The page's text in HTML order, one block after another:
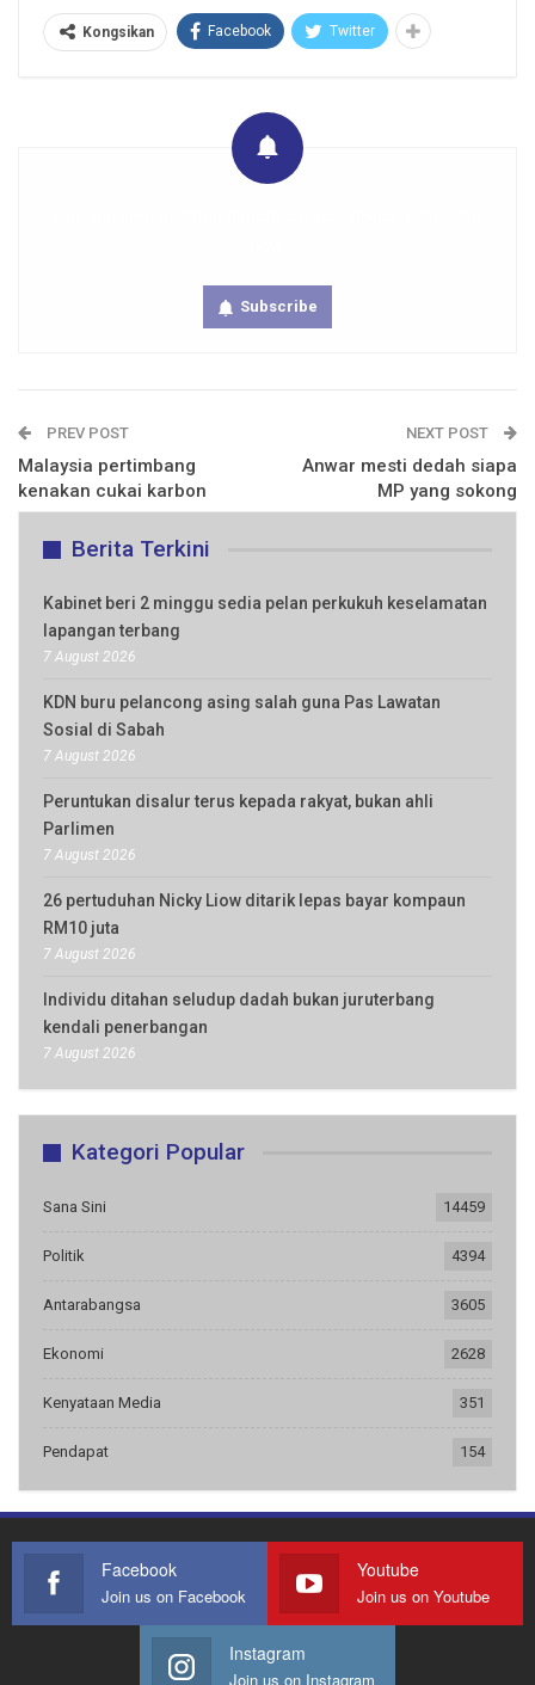
Kongsikan Facebook Twitter
Subscribe
PREV POST
Malaysia pertimbang
kenakan cukai karbon
NEXT POST
Anwar mesti dedah siapa
MP yang sokong
Berita Terkini
Kabinet beri 2 minggu sedia pelan perkukuh keselamatan
lapangan terbang
7 August 2026
KDN buru pelancong asing salah guna Pas Lawatan
Sosial di Sabah
7 August 2026
Peruntukan disalur terus kepada rakyat, bukan ahli
Parlimen
7 August 2026
26 pertuduhan Nicky Liow ditarik lepas bayar kompaun
RM10 juta
7 August 2026
Individu ditahan seludup dadah bukan juruterbang
kendali penerbangan
7 August 2026
Kategori Popular
Sana Sini 14459
Politik 4394
Antarabangsa 3605
Ekonomi 2628
Kenyataan Media 351
Pendapat 154
Facebook
Join us on Facebook
Youtube
Join us on Youtube
Instagram
Join us on Instagram